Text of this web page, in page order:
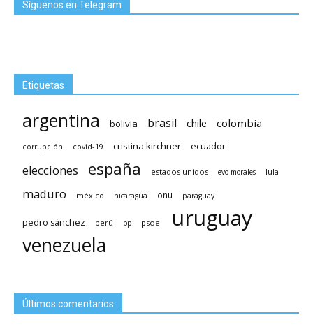
Síguenos en Telegram
Etiquetas
argentina bolivia brasil chile colombia
corrupción covid-19 cristina kirchner ecuador
elecciones españa estados unidos evo morales lula
maduro méxico nicaragua onu paraguay
pedro sánchez perú pp psoe. uruguay
venezuela
Últimos comentarios